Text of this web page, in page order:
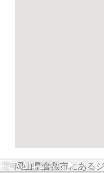
岡山県倉敷市にある
申込はこちら▶︎